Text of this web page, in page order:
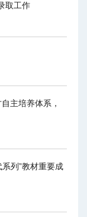
取工作
主培养体系，
列”教材重要成